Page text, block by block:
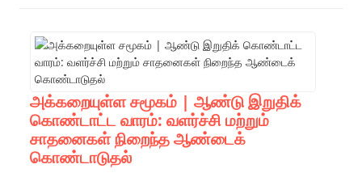
அக்கறையுள்ள சமூகம் | ஆண்டு இறுதிக்
கொண்டாட்ட வாரம்: வளர்ச்சி மற்றும்
சாதனைகள் நிறைந்த ஆண்டைக்
கொண்டாடுதல்